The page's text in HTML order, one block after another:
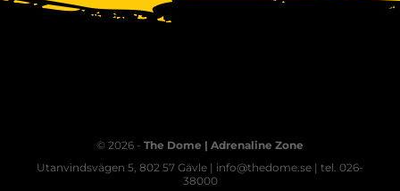
© 2026 - The Dome | Adrenaline Zone
Utanvindsvägen 5, 802 57 Gävle | info@thedome.se | tel. 026-
38000